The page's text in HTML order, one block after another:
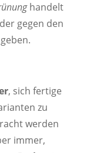
handelt
gegen den
, sich fertige
zu
werden
immer,